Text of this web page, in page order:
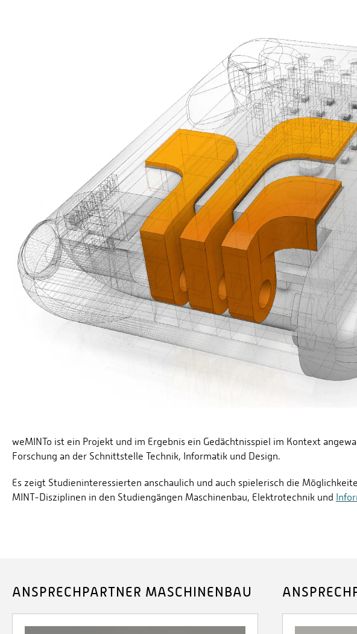
weMINTo ist ein Projekt und im Ergebnis ein Gedächtnisspiel im Kontext
Forschung an der Schnittstelle Technik, Informatik und Design.
Es zeigt Studieninteressierten anschaulich und auch spielerisch die
MINT-Disziplinen in den Studiengängen Maschinenbau, Elektrotechnik und
ANSPRECHPARTNER MASCHINENBAU